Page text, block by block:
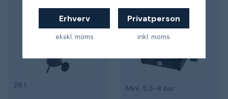
Erhverv
ekskl. moms
Privatperson
inkl. moms
26 l Mini, 5,5-8 bar